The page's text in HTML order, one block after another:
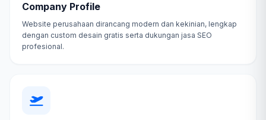
Company Profile
Website perusahaan dirancang modern dan kekinian, lengkap
dengan custom desain gratis serta dukungan jasa SEO
profesional.